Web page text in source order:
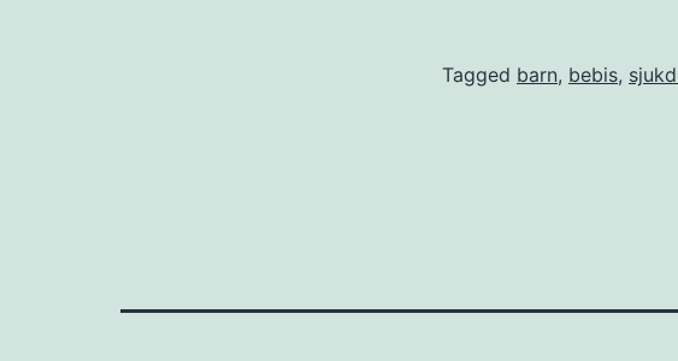
Tagged barn, bebis,